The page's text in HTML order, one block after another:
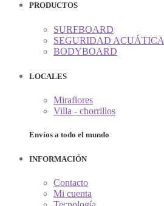
producto
pueden
elegir
en
la
PRODUCTOS
SURFBOARD
SEGURIDAD ACUÁTICA
BODYBOARD
LOCALES
Miraflores
Villa - chorrillos
Envíos a todo el mundo
INFORMACIÓN
Contacto
Mi cuenta